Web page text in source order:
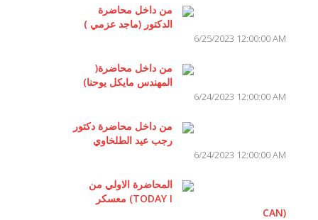
من داخل محاضرة
الدكتور (ماجد عزمي )
6/25/2023 12:00:00 AM
من داخل محاضرة(
المهندس مايكل يوحنا)
6/24/2023 12:00:00 AM
من داخل محاضرة دكتور
رجب عيد الطلخاوي
6/24/2023 12:00:00 AM
المحاضرة الاولي من
معسكر (TODAY I
CAN)